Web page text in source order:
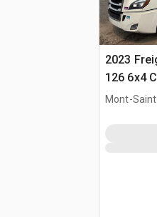
2023
126 6x4
T/A z
Mont-